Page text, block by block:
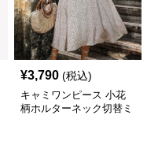
¥3,790 (税込)
キャミワンピース 小花
柄ホルターネック切替ミ